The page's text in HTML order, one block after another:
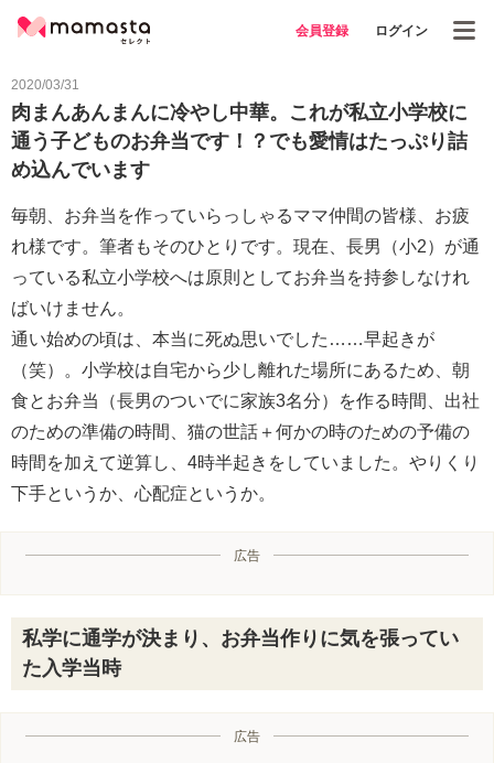
会員登録 ログイン
2020/03/31
肉まんあんまんに冷やし中華。これが私立小学校に
通う子どものお弁当です！？でも愛情はたっぷり詰
め込んでいます
毎朝、お弁当を作っていらっしゃるママ仲間の皆様、お疲
れ様です。筆者もそのひとりです。現在、長男（小2）が通
っている私立小学校へは原則としてお弁当を持参しなけれ
ばいけません。
通い始めの頃は、本当に死ぬ思いでした……早起きが
（笑）。小学校は自宅から少し離れた場所にあるため、朝
食とお弁当（長男のついでに家族3名分）を作る時間、出社
のための準備の時間、猫の世話＋何かの時のための予備の
時間を加えて逆算し、4時半起きをしていました。やりくり
下手というか、心配症というか。
広告
私学に通学が決まり、お弁当作りに気を張ってい
た入学当時
広告